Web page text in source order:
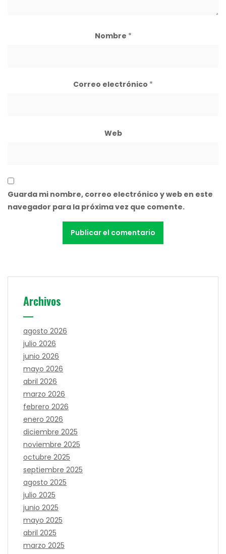
Nombre *
Correo electrónico *
Web
Guarda mi nombre, correo electrónico y web en este
navegador para la próxima vez que comente.
Archivos
agosto 2026
julio 2026
junio 2026
mayo 2026
abril 2026
marzo 2026
febrero 2026
enero 2026
diciembre 2025
noviembre 2025
octubre 2025
septiembre 2025
agosto 2025
julio 2025
junio 2025
mayo 2025
abril 2025
marzo 2025